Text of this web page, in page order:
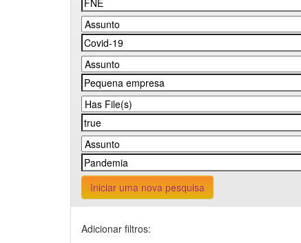
Iniciar uma nova pesquisa
Adicionar filtros: